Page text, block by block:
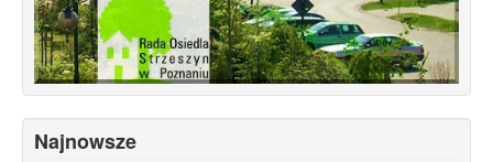
Najnowsze